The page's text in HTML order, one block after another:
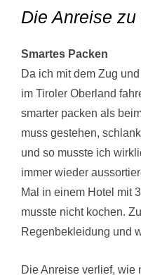
Die Anreise zu
Smartes Packen
Da ich mit dem Zug
im Tiroler Oberland
smarter packen als
muss gestehen,
und so musste ich
immer wieder
Mal in einem Hotel mit
musste nicht kochen.
Regenbekleidung und
Die Anreise verlief, wie